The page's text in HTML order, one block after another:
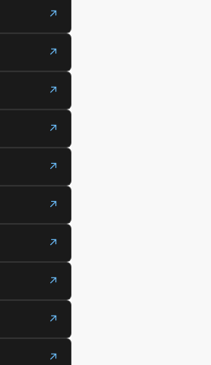
↗
↗
↗
↗
↗
↗
↗
↗
↗
↗